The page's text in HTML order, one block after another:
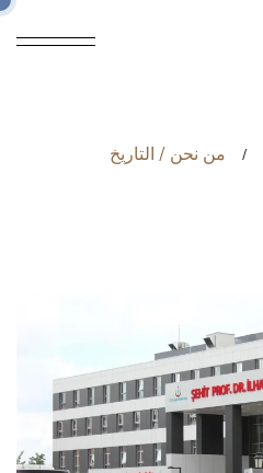
/ من نحن / التاريخ